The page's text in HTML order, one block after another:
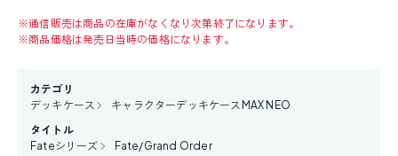
※通信販売は商品の在庫がなくなり次第終了になります。
※商品価格は発売日当時の価格になります。
カテゴリ
デッキケース
キャラクターデッキケースMAX NEO
タイトル
Fateシリーズ
Fate/Grand Order